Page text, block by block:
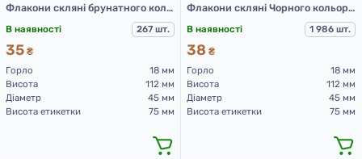
Флакони скляні брунатного кольору з гвинтовою горловиною 100 мл, DIN 18, для Л-З (скляні флакони 100 мл)
В наявності 267 шт.
35 ₴
Горло
18 мм
Висота
112 мм
Діаметр
45 мм
Висота етикетки
75 мм
Флакони скляні Чорного кольору з гвинтовою горловиною 100 мл, DIN 18, для Л-П (скляний флакон 100 мл)
В наявності 1 986 шт.
38 ₴
Горло
18 мм
Висота
112 мм
Діаметр
45 мм
Висота етикетки
75 мм